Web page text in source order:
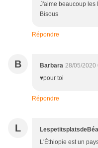
J'aime beaucoup les
Bisous
Répondre
B Barbara 28/05/2020
♥pour toi
Répondre
L LespetitsplatsdeBéa
L'Éthiopie est un